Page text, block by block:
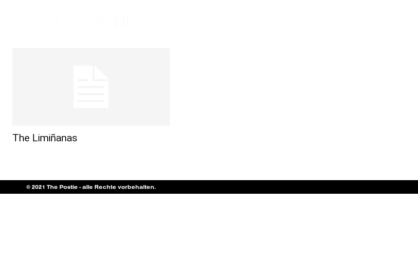
The Limiñanas
© 2021 The Postie - alle Rechte vorbehalten.